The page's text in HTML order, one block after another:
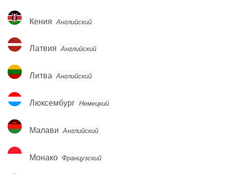
Кения
Кения Английский
Латвия
Латвия Английский
Литва
Литва Английский
Люксембург
Люксембург Немецкий
Малави
Малави Английский
Монако
Монако Французский